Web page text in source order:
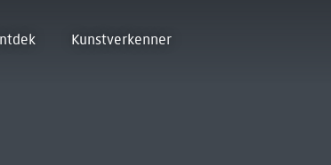
Kunstverkenner